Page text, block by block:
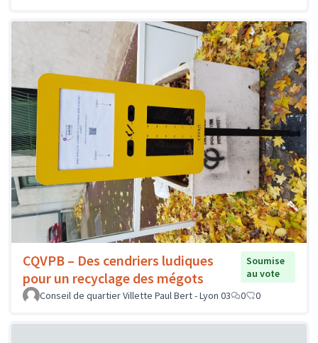
CQVPB – Des cendriers ludiques
pour un recyclage des mégots
Soumise
au vote
Conseil de quartier Villette Paul Bert - Lyon 03
0 0